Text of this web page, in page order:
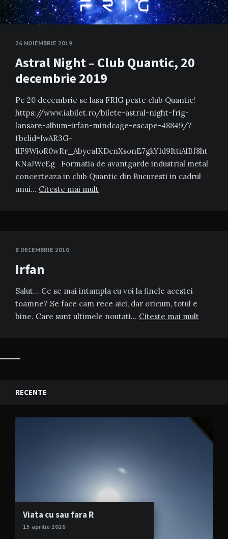
26 NOIEMBRIE 2019
Astral Night – Club Quantic, 20
decembrie 2019
Pe 20 decembrie se lasa FRIG peste club Quantic!
https://www.iabilet.ro/bilete-astral-night-frig-
lansare-album-irfan-mindcage-escape-48849/?
fbclid=IwAR3G-
1lF9WioR0wRr_AbyeaIKDcnXsonE7gkY1d9IttiAlBf8ht
KNaJWcEg Formatia de avantgarde industrial metal
concerteaza in club Quantic din Bucuresti in cadrul
unui… Citeste mai mult
8 DECEMBRIE 2010
Irfan
Salut… Ce se mai intampla cu voi la finele acestei
toamne? Se face cam rece aici, dar oricum, totul e
bine. Care sunt ultimele noutati… Citeste mai mult
RECENTE
Viata cu sau fara R
15 aprilie 2026